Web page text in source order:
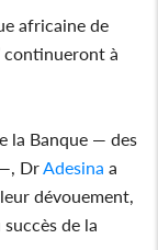
africaine de
continueront à
la Banque — des
DrAdesina a
dévouement,
de la